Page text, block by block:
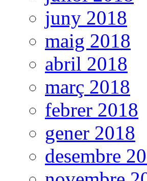
juny 2018
maig 2018
abril 2018
març 2018
febrer 2018
gener 2018
desembre